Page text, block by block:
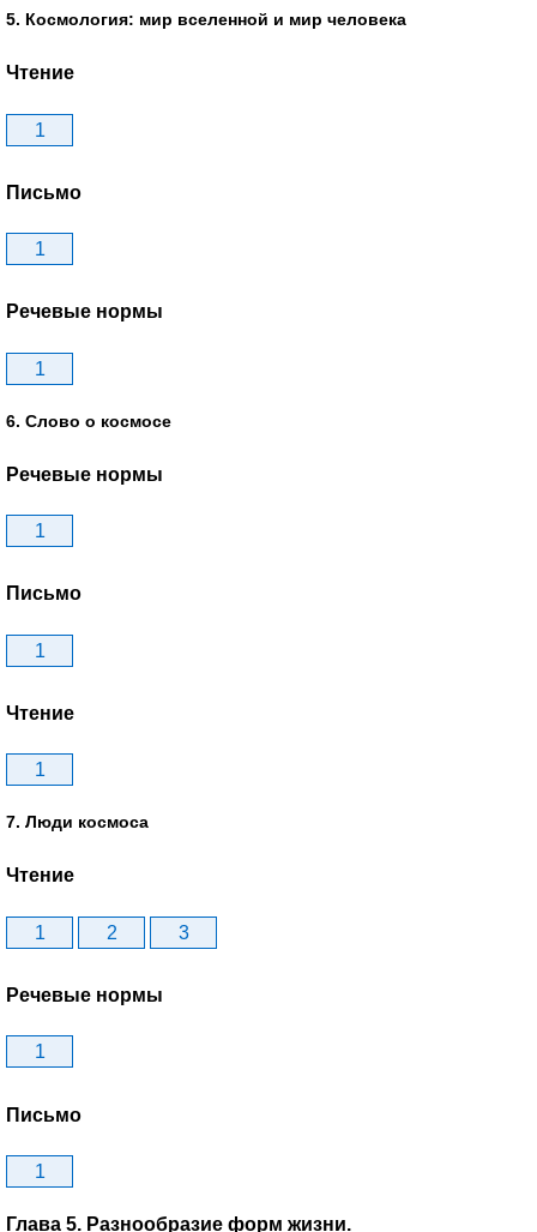
5. Космология: мир вселенной и мир человека
Чтение
1
Письмо
1
Речевые нормы
1
6. Слово о космосе
Речевые нормы
1
Письмо
1
Чтение
1
7. Люди космоса
Чтение
1 2 3
Речевые нормы
1
Письмо
1
Глава 5. Разнообразие форм жизни.